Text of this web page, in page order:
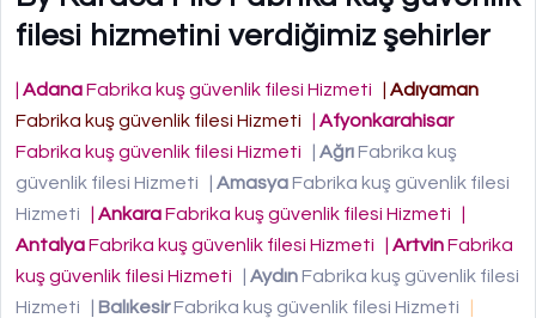
filesi hizmetini verdiğimiz şehirler
AdanaFabrika kuş güvenlik filesi Hizmeti
Adıyaman
Fabrika kuş güvenlik filesi Hizmeti
Afyonkarahisar
Fabrika kuş güvenlik filesi Hizmeti
AğrıFabrika kuş
güvenlik filesi Hizmeti
AmasyaFabrika kuş güvenlik filesi
Hizmeti
AnkaraFabrika kuş güvenlik filesi Hizmeti
AntalyaFabrika kuş güvenlik filesi Hizmeti ArtvinFabrika
kuş güvenlik filesi Hizmeti
AydınFabrika kuş güvenlik filesi
Hizmeti
BalıkesirFabrika kuş güvenlik filesi Hizmeti